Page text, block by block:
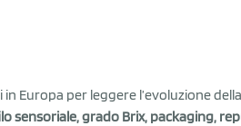
Europa per leggere l’evoluzione
sensoriale, grado Brix, packaging,